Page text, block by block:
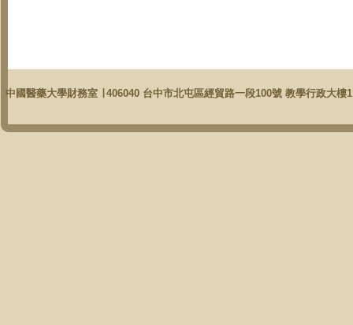
中國醫藥大學財務室 ∣ 406040 台中市北屯區經貿路一段100號 教學行政大